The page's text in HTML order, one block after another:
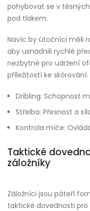
pohybovat se v
pod tlakem.
Navíc by útočníci měli
aby usnadnili rychlé
nezbytné pro udržení
příležitostí ke skórování.
Dribling: Schopnost
Střelba: Přesnost a
Kontrola míče:
Taktické
záložníky
Záložníci jsou páteří
taktické dovednosti